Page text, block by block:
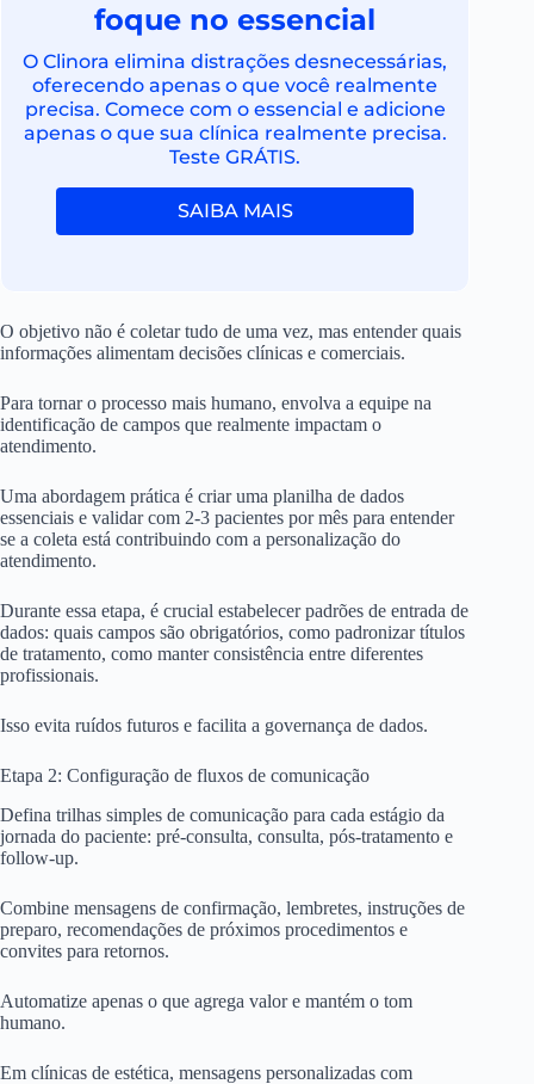
foque no essencial
O Clinora elimina distrações desnecessárias,
oferecendo apenas o que você realmente
precisa. Comece com o essencial e adicione
apenas o que sua clínica realmente precisa.
Teste GRÁTIS.
SAIBA MAIS
O objetivo não é coletar tudo de uma vez, mas entender quais
informações alimentam decisões clínicas e comerciais.
Para tornar o processo mais humano, envolva a equipe na
identificação de campos que realmente impactam o
atendimento.
Uma abordagem prática é criar uma planilha de dados
essenciais e validar com 2-3 pacientes por mês para entender
se a coleta está contribuindo com a personalização do
atendimento.
Durante essa etapa, é crucial estabelecer padrões de entrada de
dados: quais campos são obrigatórios, como padronizar títulos
de tratamento, como manter consistência entre diferentes
profissionais.
Isso evita ruídos futuros e facilita a governança de dados.
Etapa 2: Configuração de fluxos de comunicação
Defina trilhas simples de comunicação para cada estágio da
jornada do paciente: pré-consulta, consulta, pós-tratamento e
follow-up.
Combine mensagens de confirmação, lembretes, instruções de
preparo, recomendações de próximos procedimentos e
convites para retornos.
Automatize apenas o que agrega valor e mantém o tom
humano.
Em clínicas de estética, mensagens personalizadas com